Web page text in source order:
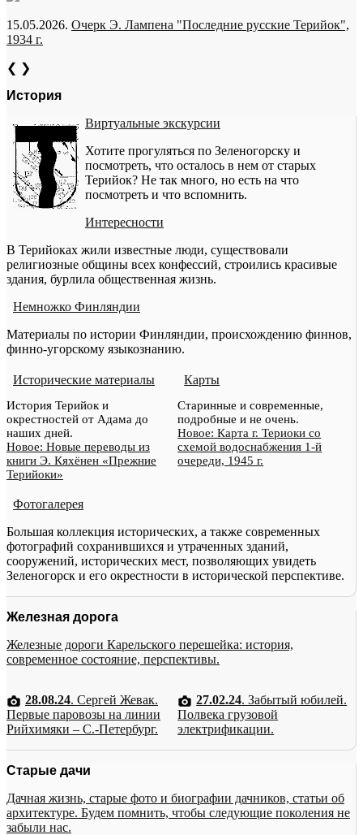
15.05.2026. Очерк Э. Лампена "Последние русские Терийок",
1934 г.
❮ ❯
История
Виртуальные экскурсии
Хотите прогуляться по Зеленогорску и
посмотреть, что осталось в нем от старых
Терийок? Не так много, но есть на что
посмотреть и что вспомнить.
Интересности
В Терийоках жили известные люди, существовали
религиозные общины всех конфессий, строились красивые
здания, бурлила общественная жизнь.
Немножко Финляндии
Материалы по истории Финляндии, происхождению финнов,
финно-угорскому языкознанию.
Исторические материалы
История Терийок и
окрестностей от Адама до
наших дней.
Новое: Новые переводы из
книги Э. Кяхёнен «Прежние
Терийоки»
Карты
Старинные и современные,
подробные и не очень.
Новое: Карта г. Териоки со
схемой водоснабжения 1-й
очереди, 1945 г.
Фотогалерея
Большая коллекция исторических, а также современных
фотографий сохранившихся и утраченных зданий,
сооружений, исторических мест, позволяющих увидеть
Зеленогорск и его окрестности в исторической перспективе.
Железная дорога
Железные дороги Карельского перешейка: история,
современное состояние, перспективы.
28.08.24. Сергей Жевак.
Первые паровозы на линии
Рийхимяки – С.-Петербург.
27.02.24. Забытый юбилей.
Полвека грузовой
электрификации.
Старые дачи
Дачная жизнь, старые фото и биографии дачников, статьи об
архитектуре. Будем помнить, чтобы следующие поколения не
забыли нас.